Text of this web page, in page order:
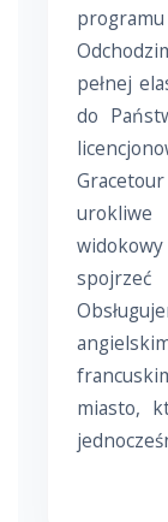
pełnej
do
miasto,